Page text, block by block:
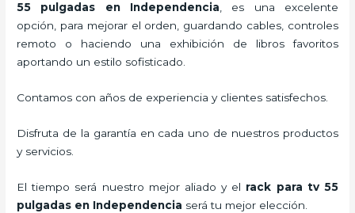
55 pulgadas en Independencia, es una excelente
opción, para mejorar el orden, guardando cables, controles
remoto o haciendo una exhibición de libros favoritos
aportando un estilo sofisticado.
Contamos con años de experiencia y clientes satisfechos.
Disfruta de la garantía en cada uno de nuestros productos
y servicios.
El tiempo será nuestro mejor aliado y el rack para tv 55
pulgadas en Independencia será tu mejor elección.